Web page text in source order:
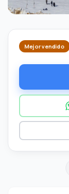
Mejor vendido